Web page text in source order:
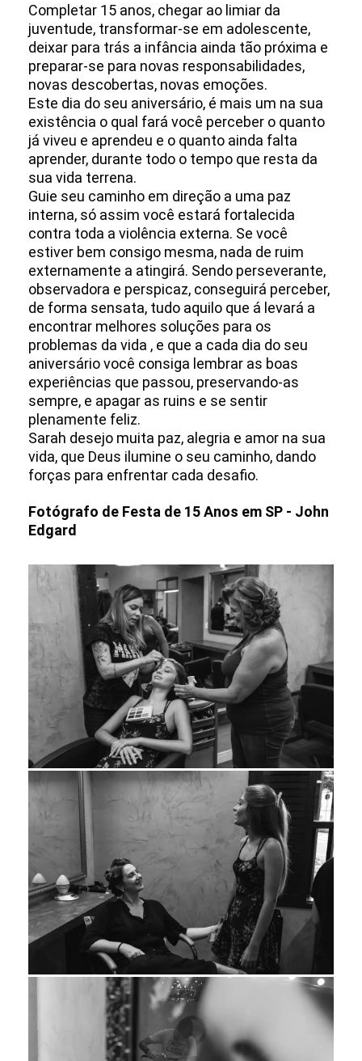
Completar 15 anos, chegar ao limiar da
juventude, transformar-se em adolescente,
deixar para trás a infância ainda tão próxima e
preparar-se para novas responsabilidades,
novas descobertas, novas emoções.
Este dia do seu aniversário, é mais um na sua
existência o qual fará você perceber o quanto
já viveu e aprendeu e o quanto ainda falta
aprender, durante todo o tempo que resta da
sua vida terrena.
Guie seu caminho em direção a uma paz
interna, só assim você estará fortalecida
contra toda a violência externa. Se você
estiver bem consigo mesma, nada de ruim
externamente a atingirá. Sendo perseverante,
observadora e perspicaz, conseguirá perceber,
de forma sensata, tudo aquilo que á levará a
encontrar melhores soluções para os
problemas da vida , e que a cada dia do seu
aniversário você consiga lembrar as boas
experiências que passou, preservando-as
sempre, e apagar as ruins e se sentir
plenamente feliz.
Sarah desejo muita paz, alegria e amor na sua
vida, que Deus ilumine o seu caminho, dando
forças para enfrentar cada desafio.
Fotógrafo de Festa de 15 Anos em SP - John
Edgard